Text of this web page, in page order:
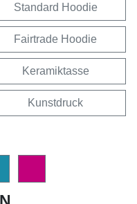
Standard Hoodie
Fairtrade Hoodie
Keramiktasse
Kunstdruck